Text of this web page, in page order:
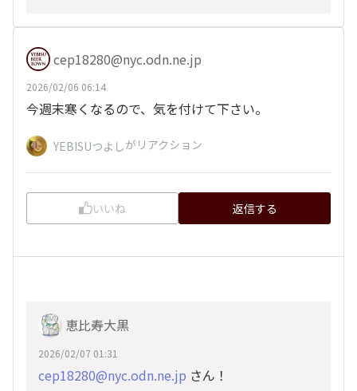
cep18280@nyc.odn.ne.jp
2026/02/06 06:14
今週末寒くなるので、気を付けて下さい。
YEBISUつよしがリアクション
いいね 返信する
恵比寿大黒
2026/02/07 01:31
cep18280@nyc.odn.ne.jp さん！